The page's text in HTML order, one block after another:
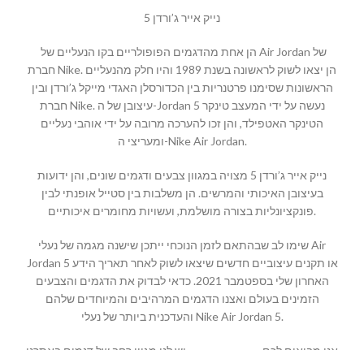
נייק אייר ג’ורדן 5
חברת Nike. הן יצאו לשוק לראשונה בשנת 1989 והיו חלק מהנעליים
הראשונות שסימנו פרטנריות בין הכדורסלן האגדי מייקל ג’ורדן ובין
חברת Nike. עיצובן של ה-Jordan 5 נעשה על ידי המעצב טינקר
הטינקר האטפילד, והן זכו להערכה מרובה על ידי אוהבי נעליים
ומעריצי ה-Nike Air Jordan.
נייק אייר ג’ורדן 5 מצויה במגוון צבעים ודגמים שונים, והן ידועות
בעיצובן האיכותי והמרשים. הן משלבות בין סטייל אופנתי לבין
פונקציונליות בצורה מושלמת, ועשויות מחומרים איכותיים.
שימו לב שבהתאם לזמן הנוכחי ייתכן שישנה מגמה של נעלי Air
Jordan 5 או תקנים עיצוביים חדשים שיצאו לשוק לאחר תאריך הידע
האחרון שלי בספטמבר 2021. כדאי לבדוק את הדגמים והצבעים
הזמינים בעולם ואצנו הדגמים המרהיבים והמיוחדים שלהם
והעדכנית ביותר של נעלי Nike Air Jordan 5.